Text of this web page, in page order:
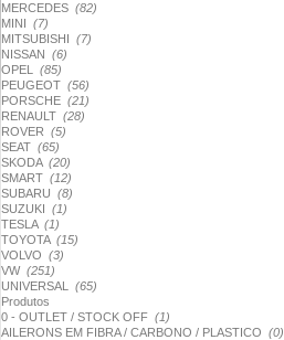
MERCEDES (82)
MINI (7)
MITSUBISHI (7)
NISSAN (6)
OPEL (85)
PEUGEOT (56)
PORSCHE (21)
RENAULT (28)
ROVER (5)
SEAT (65)
SKODA (20)
SMART (12)
SUBARU (8)
SUZUKI (1)
TESLA (1)
TOYOTA (15)
VOLVO (3)
VW (251)
UNIVERSAL (65)
Produtos
0 - OUTLET / STOCK OFF (1)
AILERONS EM FIBRA / CARBONO / PLASTICO (0)